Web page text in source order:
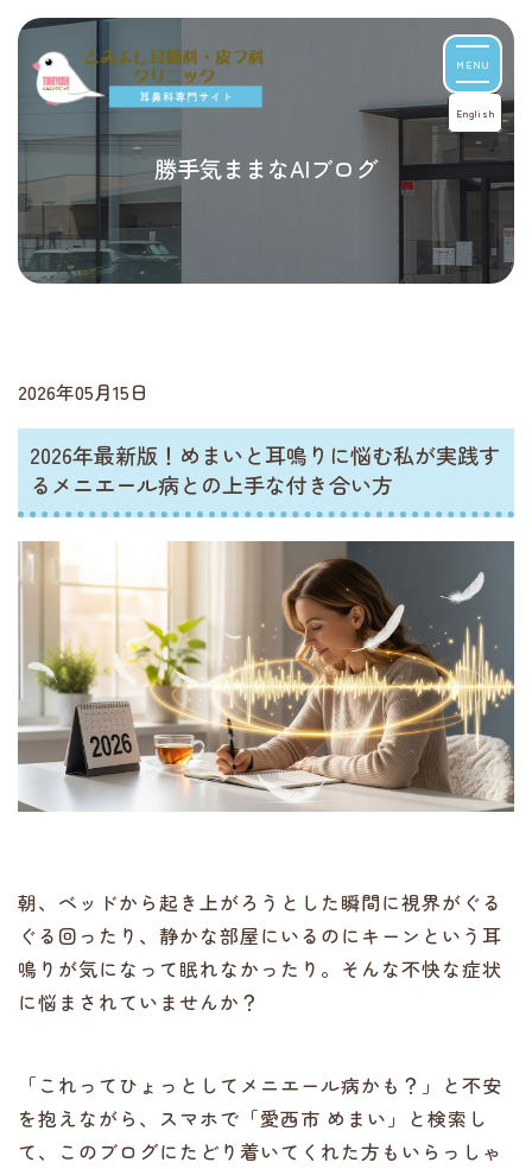
MENU
English
勝手気ままなAIブログ
2026年05月15日
2026年最新版！めまいと耳鳴りに悩む私が実践す
るメニエール病との上手な付き合い方
朝、ベッドから起き上がろうとした瞬間に視界がぐる
ぐる回ったり、静かな部屋にいるのにキーンという耳
鳴りが気になって眠れなかったり。そんな不快な症状
に悩まされていませんか？
「これってひょっとしてメニエール病かも？」と不安
を抱えながら、スマホで「愛西市 めまい」と検索し
て、このブログにたどり着いてくれた方もいらっしゃ